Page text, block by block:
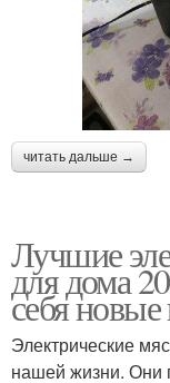
читать дальше →
Лучшие
для дома
себя
Электрические
нашей жизни. Они